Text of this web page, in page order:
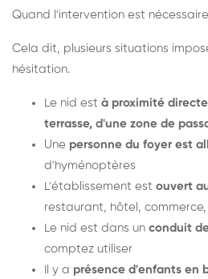
Quand l'intervention est nécessaire
Cela dit, plusieurs situations
hésitation.
Le nid est à proximité
terrasse, d'une zone de
Une personne du foyer est
d'hyménoptères
L'établissement est ouvert
restaurant, hôtel,
Le nid est dans un conduit
comptez utiliser
Il y a présence d'enfants en